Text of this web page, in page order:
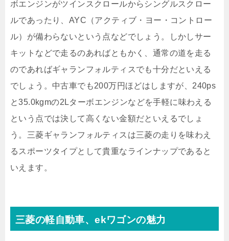
ボエンジンがツインスクロールからシングルスクロー
ルであったり、AYC（アクティブ・ヨー・コントロー
ル）が備わらないという点などでしょう。しかしサー
キットなどで走るのあればともかく、通常の道を走る
のであればギャランフォルティスでも十分だといえる
でしょう。中古車でも200万円ほどはしますが、240ps
と35.0kgmの2Lターボエンジンなどを手軽に味わえる
という点では決して高くない金額だといえるでしょ
う。三菱ギャランフォルティスは三菱の走りを味わえ
るスポーツタイプとして貴重なラインナップであると
いえます。
三菱の軽自動車、ekワゴンの魅力